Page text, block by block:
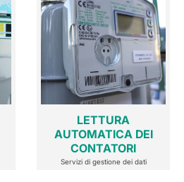
LETTURA
AUTOMATICA DEI
CONTATORI
Servizi di gestione dei dati